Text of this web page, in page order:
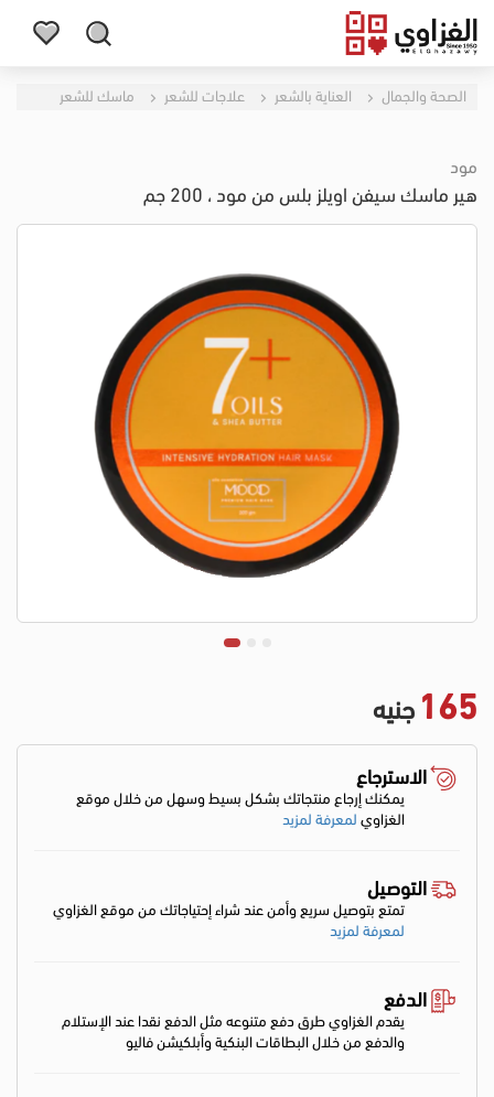
الصحة والجمال العناية بالشعر علاجات للشعر ماسك للشعر
مود
هير ماسك سيفن اويلز بلس من مود ، 200 جم
165 جنيه
الاسترجاع
يمكنك إرجاع منتجاتك بشكل بسيط وسهل من خلال موقع
الغزاويلمعرفة لمزيد
التوصيل
تمتع بتوصيل سريع وأمن عند شراء إحتياجاتك من موقع الغزاوي
لمعرفة لمزيد
الدفع
يقدم الغزاوي طرق دفع متنوعه مثل الدفع نقدا عند الإستلام
والدفع من خلال البطاقات البنكية وأبلكيشن فاليو